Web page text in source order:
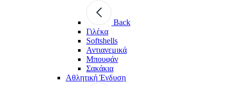
Back
Γιλέκα
Softshells
Αντιανεμικά
Μπουφάν
Σακάκια
Αθλητική Ένδυση